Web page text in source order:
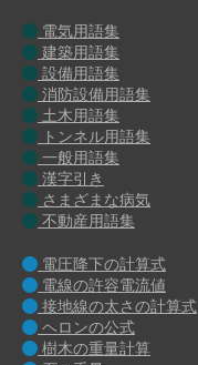
電気用語集
建築用語集
設備用語集
消防設備用語集
土木用語集
トンネル用語集
一般用語集
漢字引き
さまざまな病気
不動産用語集
電圧降下の計算式
電線の許容電流値
接地線の太さの計算式
ヘロンの公式
樹木の重量計算